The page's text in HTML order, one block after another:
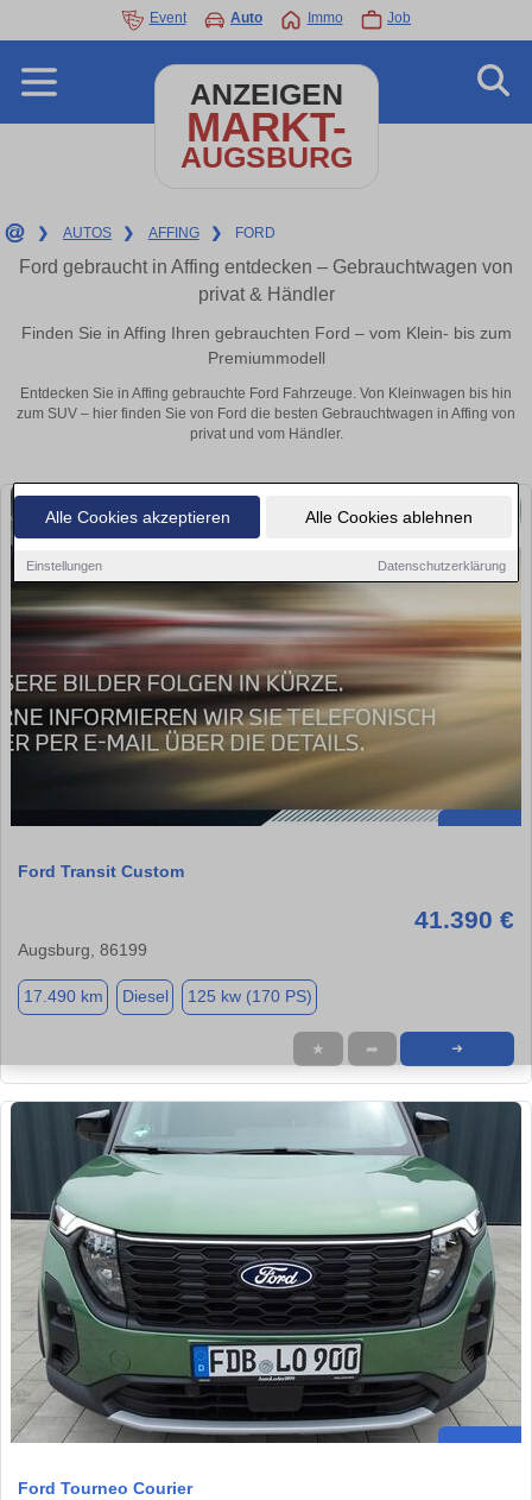
Alle Cookies akzeptieren Alle Cookies ablehnen
Einstellungen Datenschutzerklärung
Event Auto Immo Job
ANZEIGEN
MARKT-
AUGSBURG
❯ AUTOS ❯ AFFING ❯ FORD
Ford gebraucht in Affing entdecken – Gebrauchtwagen von
privat & Händler
Finden Sie in Affing Ihren gebrauchten Ford – vom Klein- bis zum
Premiummodell
Entdecken Sie in Affing gebrauchte Ford Fahrzeuge. Von Kleinwagen bis hin
zum SUV – hier finden Sie von Ford die besten Gebrauchtwagen in Affing von
privat und vom Händler.
Ford Transit Custom
41.390 €
Augsburg, 86199
17.490 km Diesel 125 kw (170 PS)
★ ➦ ➜
Ford Tourneo Courier